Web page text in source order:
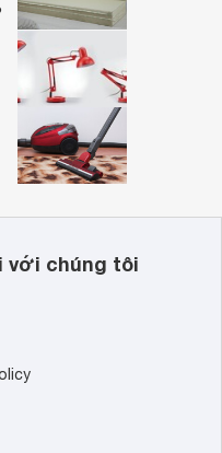
với chúng tôi